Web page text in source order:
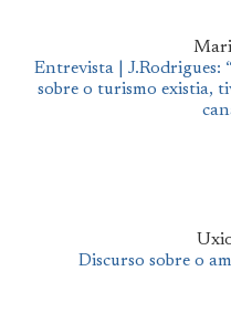
Entrevista | J.Rodrigues:
sobre o turismo existia,
Discurso sobre o